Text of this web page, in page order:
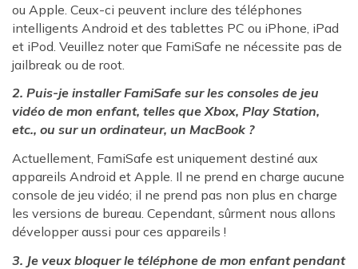
ou Apple. Ceux-ci peuvent inclure des téléphones
intelligents Android et des tablettes PC ou iPhone, iPad
et iPod. Veuillez noter que FamiSafe ne nécessite pas de
jailbreak ou de root.
2. Puis-je installer FamiSafe sur les consoles de jeu
vidéo de mon enfant, telles que Xbox, Play Station,
etc., ou sur un ordinateur, un MacBook ?
Actuellement, FamiSafe est uniquement destiné aux
appareils Android et Apple. Il ne prend en charge aucune
console de jeu vidéo; il ne prend pas non plus en charge
les versions de bureau. Cependant, sûrment nous allons
développer aussi pour ces appareils !
3. Je veux bloquer le téléphone de mon enfant pendant